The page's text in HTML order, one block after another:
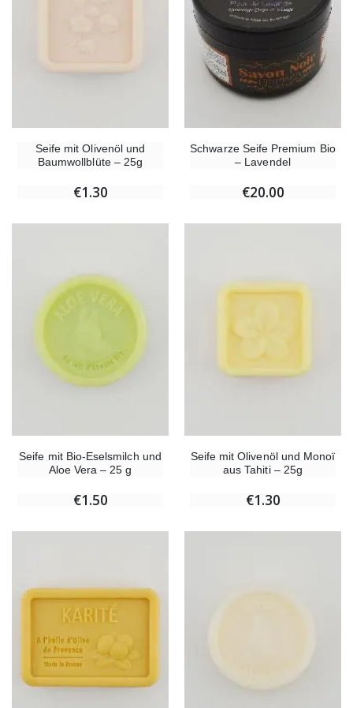
Seife mit Olivenöl und
Baumwollblüte – 25g
€1.30
Schwarze Seife Premium Bio
– Lavendel
€20.00
Seife mit Bio-Eselsmilch und
Aloe Vera – 25 g
€1.50
Seife mit Olivenöl und Monoï
aus Tahiti – 25g
€1.30